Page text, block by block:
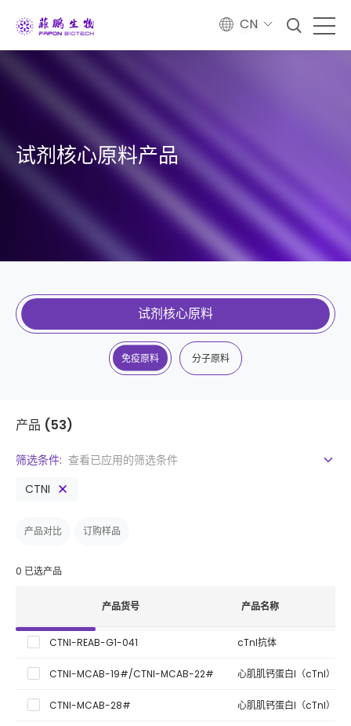
CN
试剂核心原料产品
试剂核心原料
免疫原料 分子原料
产品 (53)
筛选条件: 查看已应用的筛选条件
CTNI
产品对比 订购样品
0 已选产品
产品货号 产品名称
CTNI-REAB-G1-041 cTnI抗体
CTNI-MCAB-19#/CTNI-MCAB-22# 心肌肌钙蛋白I（cTnI）单
CTNI-MCAB-28# 心肌肌钙蛋白I（cTnI）单